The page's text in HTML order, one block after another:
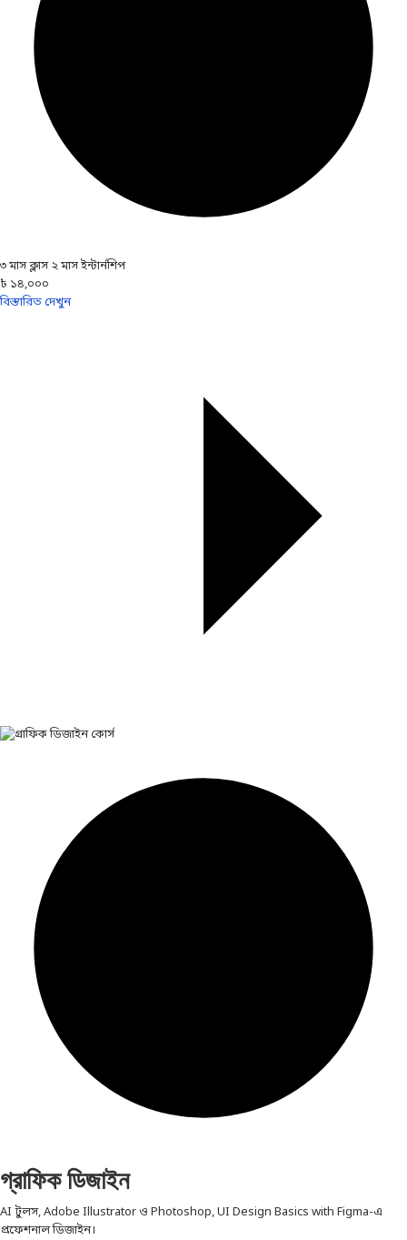
৩ মাস ক্লাস ২ মাস ইন্টার্নশিপ
৳ ১৪,০০০
বিস্তারিত দেখুন
গ্রাফিক ডিজাইন
AI টুলস, Adobe Illustrator ও Photoshop, UI Design Basics with Figma-এ
প্রফেশনাল ডিজাইন।